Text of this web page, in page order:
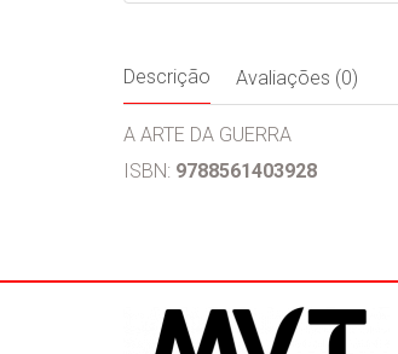
Descrição Avaliações (0)
A ARTE DA GUERRA
ISBN: 9788561403928